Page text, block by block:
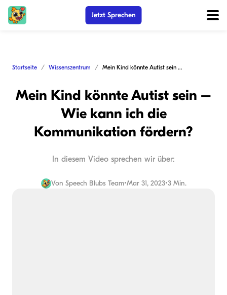
Jetzt Sprechen
Startseite Wissenszentrum Mein Kind könnte Autist sein – Wie kann ich die Kommunikation fördern?
Mein Kind könnte Autist sein –
Wie kann ich die
Kommunikation fördern?
In diesem Video sprechen wir über:
Von Speech Blubs Team•Mar 31, 2023•3 Min.